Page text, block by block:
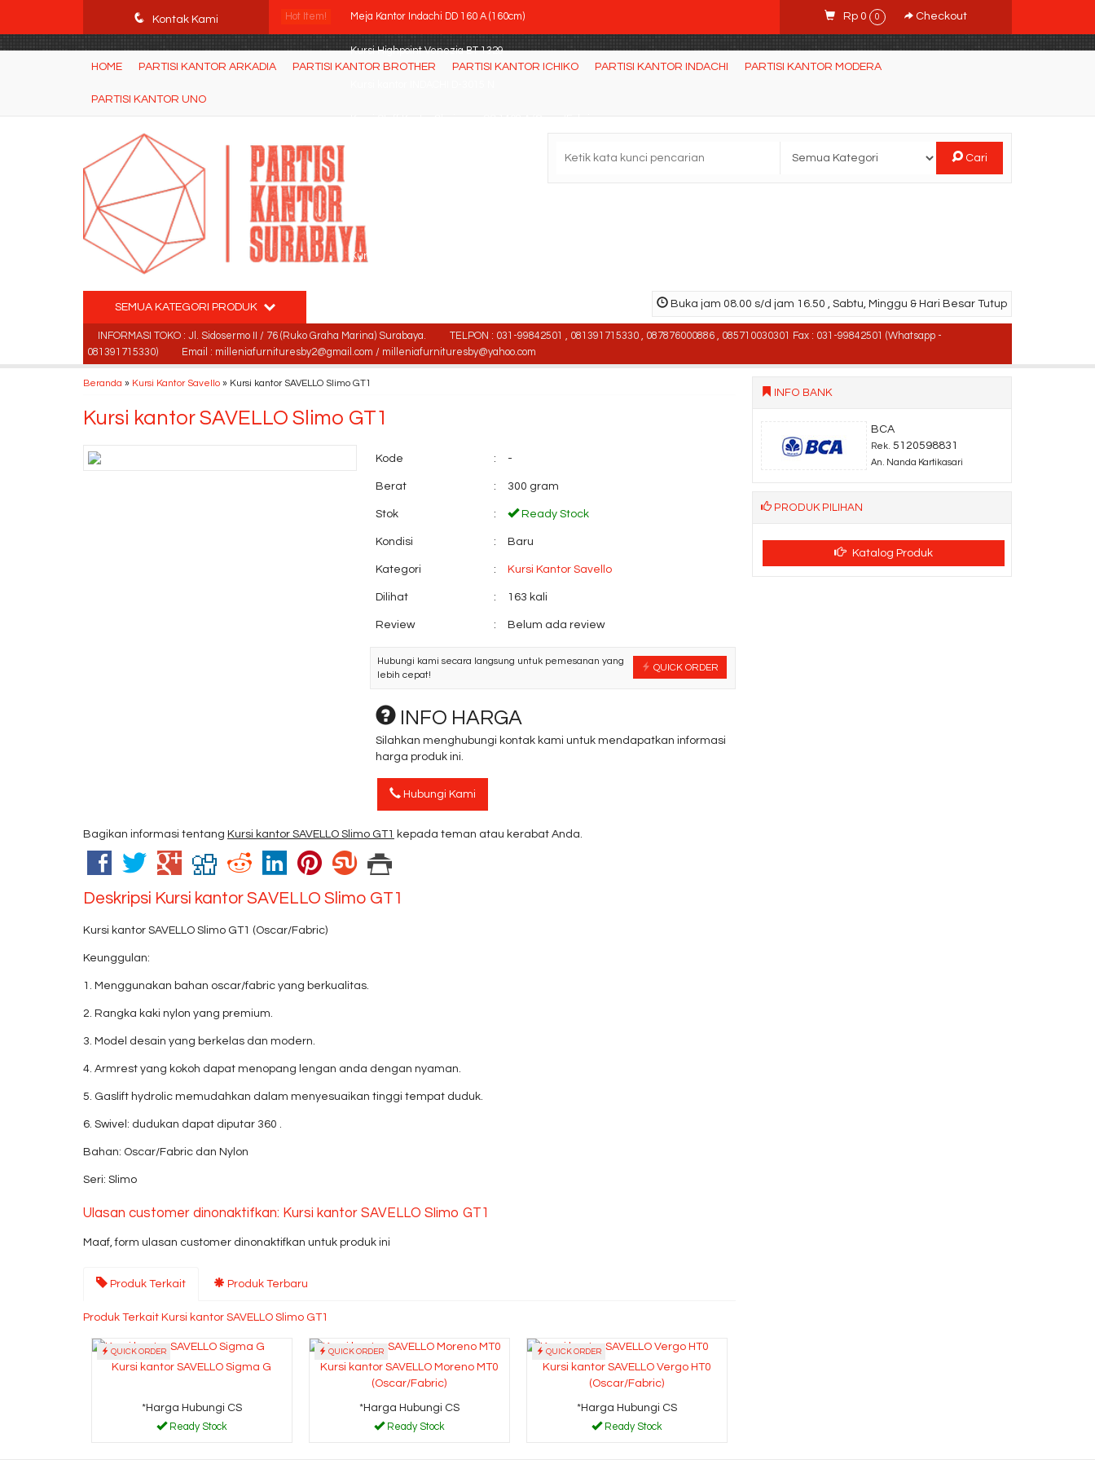
q Kontak Kami Hot Item! Meja Kantor Indachi DD 160 A (160cm)
Kursi Highpoint Venezia BT 1329
Kursi Bar DONATI Rezta 2
Rp 0 0 Checkout
HOME PARTISI KANTOR ARKADIA PARTISI KANTOR BROTHER PARTISI KANTOR ICHIKO PARTISI KANTOR INDACHI PARTISI KANTOR MODERA
PARTISI KANTOR UNO
Cari
Buka jam 08.00 s/d jam 16.50 , Sabtu, Minggu & Hari Besar Tutup
SEMUA KATEGORI PRODUK
INFORMASI TOKO : Jl. Sidosermo II / 76 (Ruko Graha Marina) Surabaya.
TELPON : 031-99842501 , 081391715330 , 087876000886 , 085710030301 Fax : 031-99842501 (Whatsapp -
081391715330)
Email : milleniafurnituresby2@gmail.com / milleniafurnituresby@yahoo.com
Beranda » Kursi Kantor Savello » Kursi kantor SAVELLO Slimo GT1
Kursi kantor SAVELLO Slimo GT1
Kode : -
Berat : 300 gram
Stok : Ready Stock
Kondisi : Baru
Kategori : Kursi Kantor Savello
Dilihat : 163 kali
Review : Belum ada review
QUICK ORDER
Hubungi kami secara langsung untuk pemesanan yang
lebih cepat!
INFO HARGA
Silahkan menghubungi kontak kami untuk mendapatkan informasi
harga produk ini.
Hubungi Kami
Bagikan informasi tentang Kursi kantor SAVELLO Slimo GT1 kepada teman atau kerabat Anda.
Deskripsi Kursi kantor SAVELLO Slimo GT1
Kursi kantor SAVELLO Slimo GT1 (Oscar/Fabric)
Keunggulan:
1. Menggunakan bahan oscar/fabric yang berkualitas.
2. Rangka kaki nylon yang premium.
3. Model desain yang berkelas dan modern.
4. Armrest yang kokoh dapat menopang lengan anda dengan nyaman.
5. Gaslift hydrolic memudahkan dalam menyesuaikan tinggi tempat duduk.
6. Swivel: dudukan dapat diputar 360 .
Bahan: Oscar/Fabric dan Nylon
Seri: Slimo
Ulasan customer dinonaktifkan: Kursi kantor SAVELLO Slimo GT1
Maaf, form ulasan customer dinonaktifkan untuk produk ini
Produk Terkait Produk Terbaru
Produk Terkait Kursi kantor SAVELLO Slimo GT1
QUICK ORDER
Kursi kantor SAVELLO Sigma G
*Harga Hubungi CS
Ready Stock
QUICK ORDER
Kursi kantor SAVELLO Moreno MT0
(Oscar/Fabric)
*Harga Hubungi CS
Ready Stock
QUICK ORDER
Kursi kantor SAVELLO Vergo HT0
(Oscar/Fabric)
*Harga Hubungi CS
Ready Stock
INFO BANK
BCA
Rek. 5120598831
An. Nanda Kartikasari
PRODUK PILIHAN
Katalog Produk